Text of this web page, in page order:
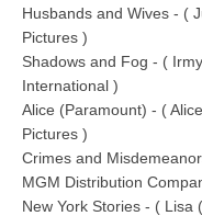
Husbands and Wives - (
Pictures )
Shadows and Fog - (
International )
Alice (Paramount) - (
Pictures )
Crimes and
MGM Distribution
New York Stories - ( Lisa